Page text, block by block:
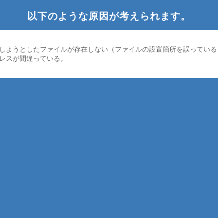
以下のような原因が考えられます。
ようとしたファイルが存在しない（ファイルの設置箇所を誤ってい
スが間違っている。